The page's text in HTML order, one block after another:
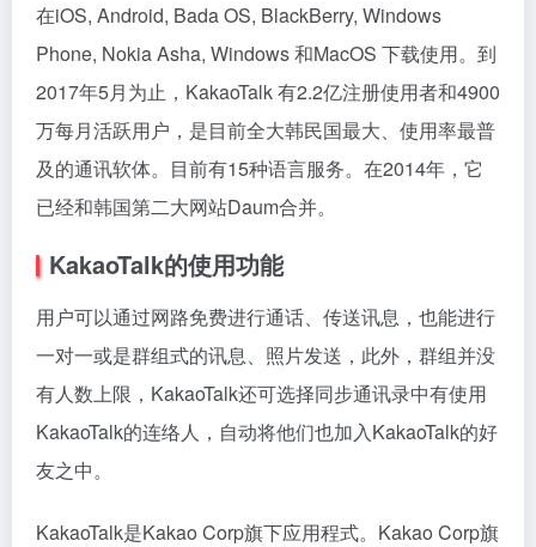
在iOS, Android, Bada OS, BlackBerry, Windows
Phone, Nokia Asha, Windows 和MacOS 下载使用。到
2017年5月为止，KakaoTalk 有2.2亿注册使用者和4900
万每月活跃用户，是目前全大韩民国最大、使用率最普
及的通讯软体。目前有15种语言服务。在2014年，它
已经和韩国第二大网站Daum合并。
KakaoTalk的使用功能
用户可以通过网路免费进行通话、传送讯息，也能进行
一对一或是群组式的讯息、照片发送，此外，群组并没
有人数上限，KakaoTalk还可选择同步通讯录中有使用
KakaoTalk的连络人，自动将他们也加入KakaoTalk的好
友之中。
KakaoTalk是Kakao Corp旗下应用程式。Kakao Corp旗